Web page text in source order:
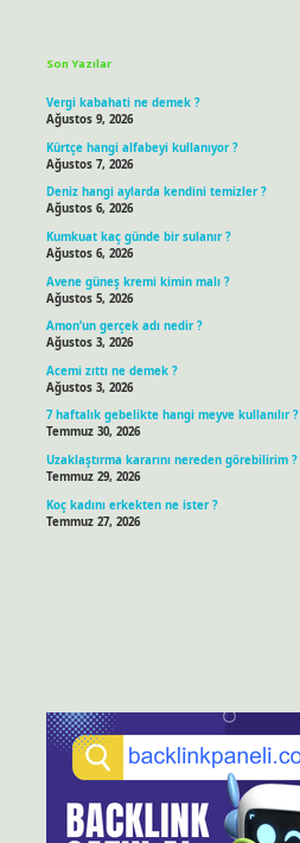
Son Yazılar
Vergi kabahati ne demek ?
Ağustos 9, 2026
Kürtçe hangi alfabeyi kullanıyor ?
Ağustos 7, 2026
Deniz hangi aylarda kendini temizler ?
Ağustos 6, 2026
Kumkuat kaç günde bir sulanır ?
Ağustos 6, 2026
Avene güneş kremi kimin malı ?
Ağustos 5, 2026
Amon’un gerçek adı nedir ?
Ağustos 3, 2026
Acemi zıttı ne demek ?
Ağustos 3, 2026
7 haftalık gebelikte hangi meyve kullanılır ?
Temmuz 30, 2026
Uzaklaştırma kararını nereden görebilirim ?
Temmuz 29, 2026
Koç kadını erkekten ne ister ?
Temmuz 27, 2026